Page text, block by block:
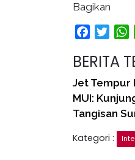
Bagikan
Facebook
BERITA
Jet Tempur
MUI:
Tangisan
Kategori :